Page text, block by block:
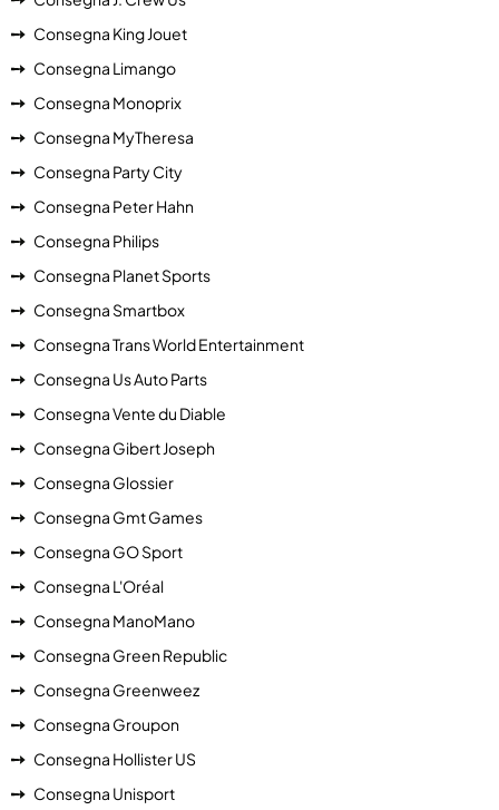
Consegna King Jouet
Consegna Limango
Consegna Monoprix
Consegna MyTheresa
Consegna Party City
Consegna Peter Hahn
Consegna Philips
Consegna Planet Sports
Consegna Smartbox
Consegna Trans World Entertainment
Consegna Us Auto Parts
Consegna Vente du Diable
Consegna Gibert Joseph
Consegna Glossier
Consegna Gmt Games
Consegna GO Sport
Consegna L'Oréal
Consegna ManoMano
Consegna Green Republic
Consegna Greenweez
Consegna Groupon
Consegna Hollister US
Consegna Unisport